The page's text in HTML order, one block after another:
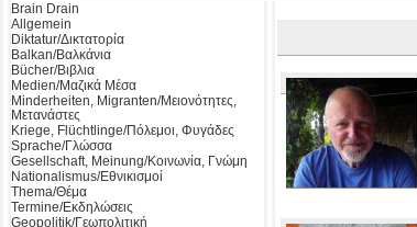
Brain Drain
Allgemein
Diktatur/Δικτατορία
Balkan/Βαλκάνια
Bücher/Βιβλια
Medien/Μαζικά Μέσα
Minderheiten, Migranten/Μειονότητες,
Μετανάστες
Kriege, Flüchtlinge/Πόλεμοι, Φυγάδες
Sprache/Γλώσσα
Gesellschaft, Meinung/Κοινωνία, Γνώμη
Nationalismus/Εθνικισμοί
Thema/Θέμα
Termine/Εκδηλώσεις
Geopolitik/Γεωπολιτική